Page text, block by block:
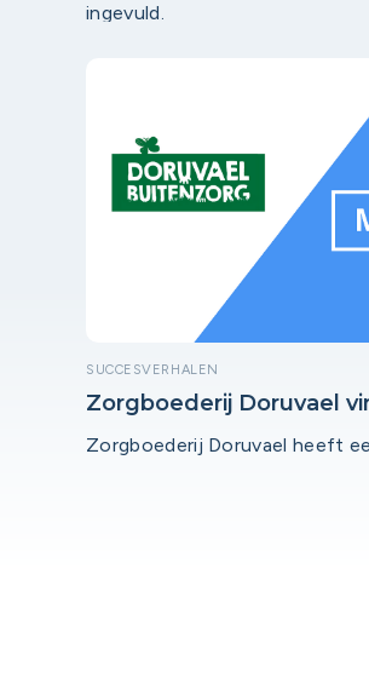
ingevuld.
SUCCESVERHALEN
Zorgboederij Doruvael
zorgboerderij!
Zorgboederij Doruvael heeft